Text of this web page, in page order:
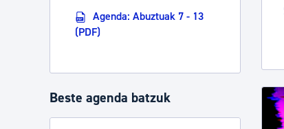
Agenda: Abuztuak 7 - 13
(PDF)
Beste agenda batzuk